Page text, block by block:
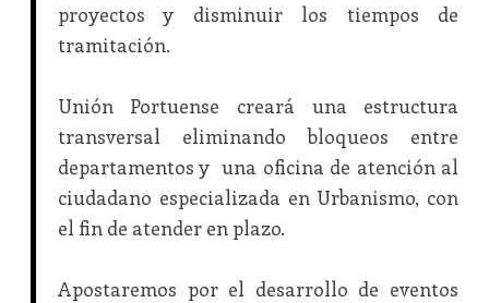
proyectos y disminuir los tiempos de
tramitación.
Unión Portuense creará una estructura
transversal eliminando bloqueos entre
departamentos y una oficina de atención al
ciudadano especializada en Urbanismo, con
el fin de atender en plazo.
Apostaremos por el desarrollo de eventos